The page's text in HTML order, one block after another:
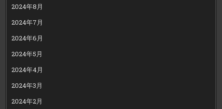
2024年8月
2024年7月
2024年6月
2024年5月
2024年4月
2024年3月
2024年2月